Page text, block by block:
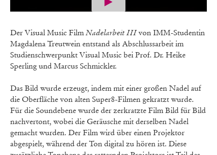
Der Visual Music Film Nadelarbeit IIIvon IMM-Studentin
Magdalena Treutwein entstand als Abschlussarbeit im
Studienschwerpunkt Visual Music bei Prof. Dr. Heike
Sperling und Marcus Schmickler.
Das Bild wurde erzeugt, indem mit einer großen Nadel auf
die Oberfläche von alten Super8-Filmen gekratzt wurde.
Für die Soundebene wurde der zerkratzte Film Bild für Bild
nachvertont, wobei die Geräusche mit derselben Nadel
gemacht wurden. Der Film wird über einen Projektor
abgespielt, während der Ton digital zu hören ist. Diese